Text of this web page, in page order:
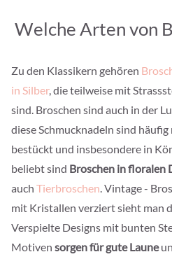
Welche Arten von
Zu den Klassikern gehören
in Silber, die teilweise mit
sind. Broschen sind auch in der
diese Schmucknadeln sind
bestückt und insbesondere in
beliebt sind Broschen in floralen
auch Tierbroschen. Vintage -
mit Kristallen verziert sieht man
Verspielte Designs mit bunten
Motiven sorgen für gute Laune